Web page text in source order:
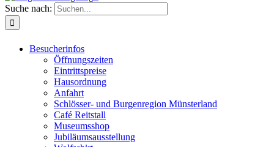
Suche nach:
Besucherinfos
Öffnungszeiten
Eintrittspreise
Hausordnung
Anfahrt
Schlösser- und Burgenregion Münsterland
Café Reitstall
Museumsshop
Jubiläumsausstellung